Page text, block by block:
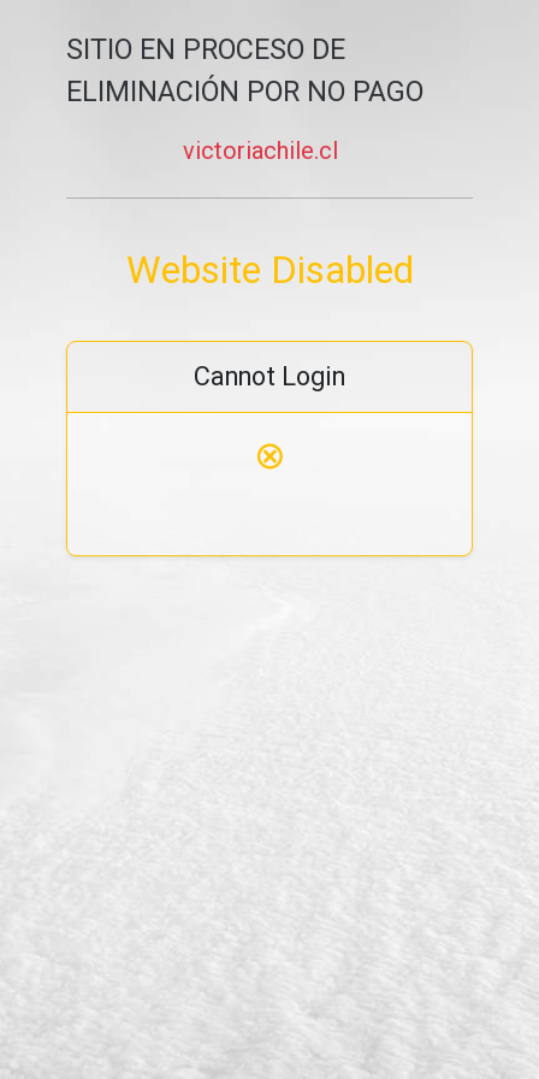
SITIO EN PROCESO DE
ELIMINACIÓN POR NO PAGO
victoriachile.cl
Website Disabled
Cannot Login
⊗